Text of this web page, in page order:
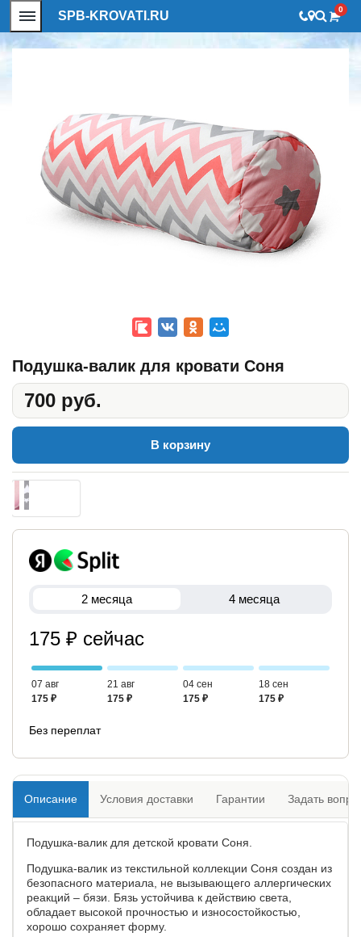
SPB-KROVATI.RU 0
Подушка-валик для кровати Соня
700 руб.
В корзину
2 месяца 4 месяца
175 ₽ сейчас
07 авг
175 ₽
21 авг
175 ₽
04 сен
175 ₽
18 сен
175 ₽
Без переплат
Описание Условия доставки Гарантии Задать
Подушка-валик для детской кровати Соня.
Подушка-валик из текстильной коллекции Соня создан из
безопасного материала, не вызывающего аллергических
реакций – бязи. Бязь устойчива к действию света,
обладает высокой прочностью и износостойкостью,
хорошо сохраняет форму.